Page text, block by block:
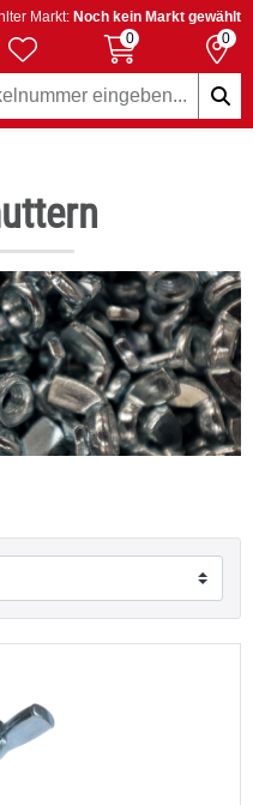
Markt: Noch kein Markt gewählt
0
0